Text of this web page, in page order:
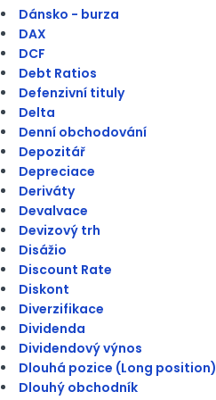
Dánsko - burza
DAX
DCF
Debt Ratios
Defenzivní tituly
Delta
Denní obchodování
Depozitář
Depreciace
Deriváty
Devalvace
Devizový trh
Disážio
Discount Rate
Diskont
Diverzifikace
Dividenda
Dividendový výnos
Dlouhá pozice (Long position)
Dlouhý obchodník